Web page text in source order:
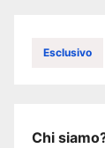
Esclusivo
Chi